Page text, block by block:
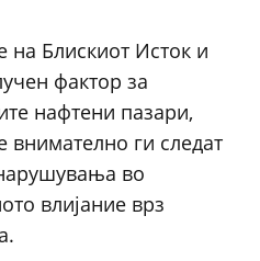
на Блискиот Исток и
фактор за
нафтени пазари,
внимателно ги следат
во
влијание врз